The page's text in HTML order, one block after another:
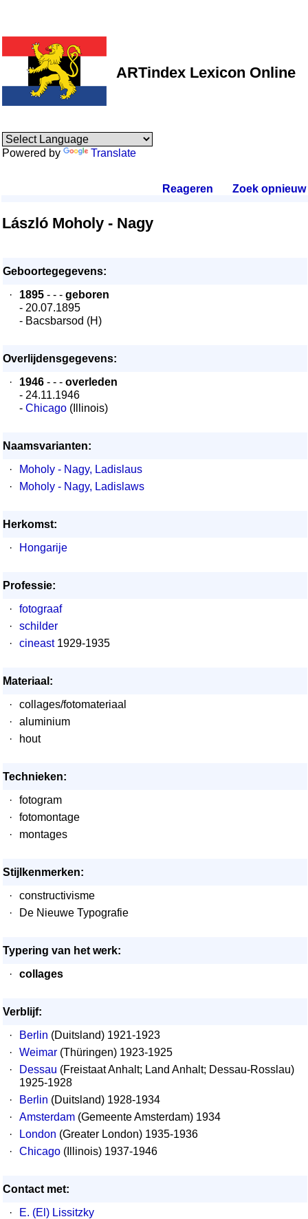
ARTindex Lexicon Online
Powered by Translate
Reageren Zoek opnieuw.
László Moholy - Nagy
Geboortegegevens:
·
1895 - - - geboren
- 20.07.1895
- Bacsbarsod (H)
Overlijdensgegevens:
·
1946 - - - overleden
- 24.11.1946
- Chicago (Illinois)
Naamsvarianten:
·
Moholy - Nagy, Ladislaus
·
Moholy - Nagy, Ladislaws
Herkomst:
·
Hongarije
Professie:
·
fotograaf
·
schilder
·
cineast1929-1935
Materiaal:
·
collages/fotomateriaal
·
aluminium
·
hout
Technieken:
·
fotogram
·
fotomontage
·
montages
Stijlkenmerken:
·
constructivisme
·
De Nieuwe Typografie
Typering van het werk:
·
collages
Verblijf:
·
Berlin (Duitsland) 1921-1923
·
Weimar (Thüringen) 1923-1925
·
Dessau (Freistaat Anhalt; Land Anhalt; Dessau-Rosslau)
1925-1928
·
Berlin (Duitsland) 1928-1934
·
Amsterdam (Gemeente Amsterdam) 1934
·
London (Greater London) 1935-1936
·
Chicago (Illinois) 1937-1946
Contact met:
·
E. (El) Lissitzky